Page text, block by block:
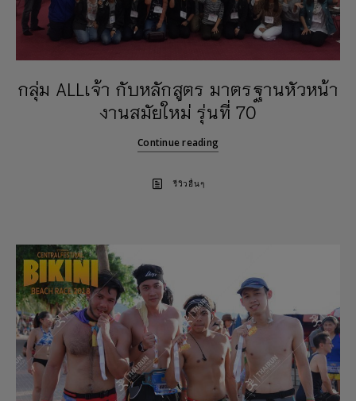
กลุ่ม ALLเจ้า กับหลักสูตร มาตรฐานหัวหน้า
งานสมัยใหม่ รุ่นที่ 70
Continue reading
รีวิวอื่นๆ